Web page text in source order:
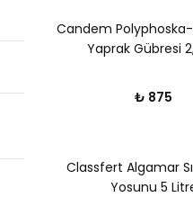
Candem
Yaprak Gübresi
₺ 875
Classfert Algamar
Yosunu 5